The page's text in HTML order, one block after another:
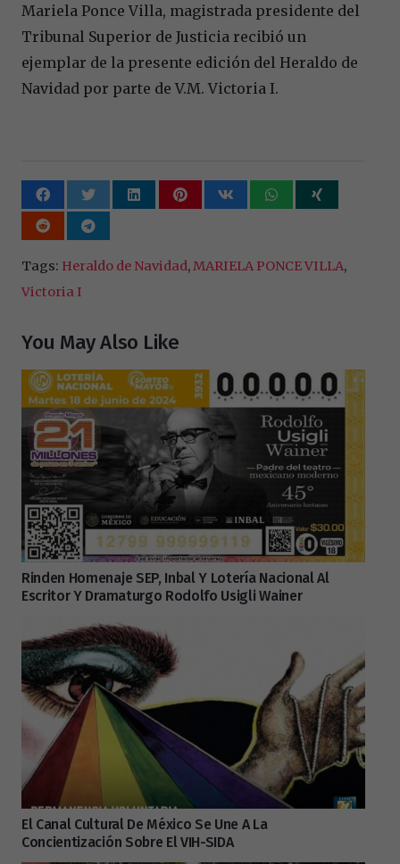
Mariela Ponce Villa, magistrada presidente del
Tribunal Superior de Justicia recibió un
ejemplar de la presente edición del Heraldo de
Navidad por parte de V.M. Victoria I.
Tags: Heraldo de Navidad,MARIELA PONCE VILLA,
Victoria I
You May Also Like
Rinden Homenaje SEP, Inbal Y Lotería Nacional Al
Escritor Y Dramaturgo Rodolfo Usigli Wainer
El Canal Cultural De México Se Une A La
Concientización Sobre El VIH-SIDA